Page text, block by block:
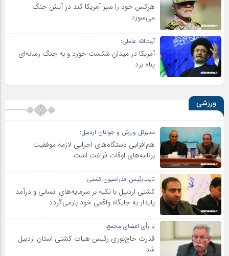
هرکس خود را سپر آمریکا کند در آتش جنگ
می‌سوزد
آیت‌الله عاملی:
آمریکا در میدان شکست خورد و به جنگ رسانه‌ای
پناه برد
ورزشی
مدیرکل ورزش و جوانان اردبیل:
هم‌افزایی دستگاه‌های اجرایی لازمه موفقیت
برنامه‌های اوقات فراغت است
نایب‌رئیس فدراسیون کشتی:
کشتی اردبیل با تکیه بر سرمایه‌های انسانی و درآمد
پایدار به جایگاه واقعی خود بازمی‌گردد
با رأی اعضای مجمع،
قدرت حاج‌نوری رئیس هیات کشتی استان اردبیل
شد